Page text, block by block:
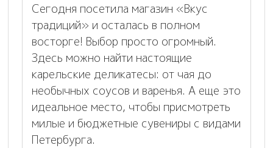
Сегодня посетила магазин «Вкус
традиций» и осталась в полном
восторге! Выбор просто огромный.
Здесь можно найти настоящие
карельские деликатесы: от чая до
необычных соусов и варенья. А еще это
идеальное место, чтобы присмотреть
милые и бюджетные сувениры с видами
Петербурга.